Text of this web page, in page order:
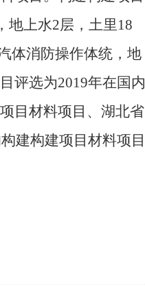
地上水2层，土里18
体消防操作体统，地
评选为2019年在国内
目材料项目、湖北省
建构建项目材料项目